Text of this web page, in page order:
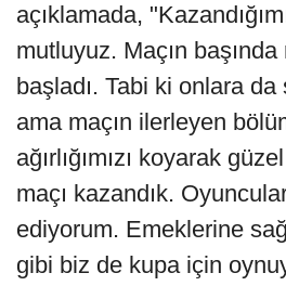
açıklamada,
mutluyuz. Maçın
başladı. Tabi ki onlara da
ama maçın ilerleyen
ağırlığımızı koyarak
maçı kazandık.
ediyorum. Emeklerine
gibi biz de kupa için